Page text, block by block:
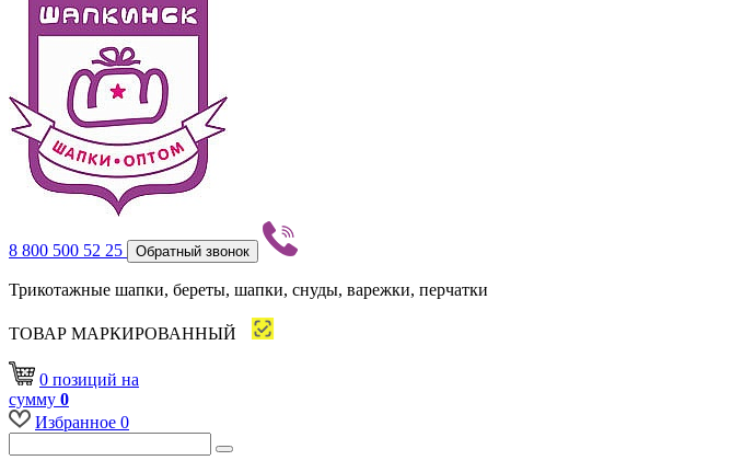
8 800 500 52 25 Обратный звонок
Трикотажные шапки, береты, шапки, снуды, варежки, перчатки
ТОВАР МАРКИРОВАННЫЙ
0 позиций на
сумму 0
Избранное 0